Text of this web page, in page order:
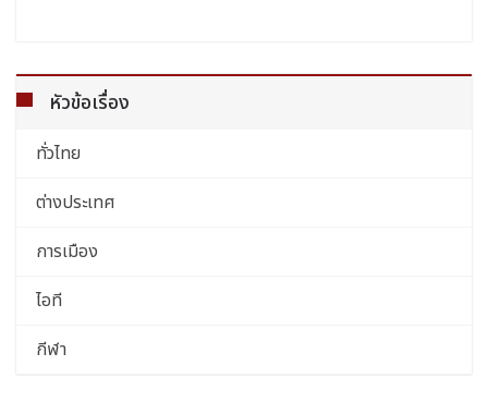
หัวข้อเรื่อง
ทั่วไทย
ต่างประเทศ
การเมือง
ไอที
กีฬา